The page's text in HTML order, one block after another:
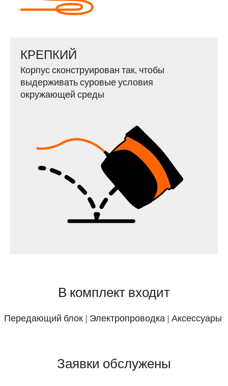
КРЕПКИЙ
Корпус сконструирован так, чтобы
выдерживать суровые условия
окружающей среды.
В комплект входит
Передающий блок | Электропроводка | Аксессуары.
Заявки обслужены